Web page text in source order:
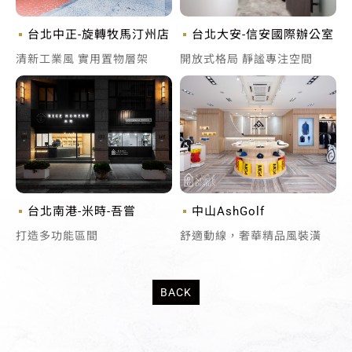
台北中正-旋轉牧馬汀州店
清新工業風 實用置物層架
台北大安-信安國際辦公室
開放式格局 靜謐專注空間
台北南港-米時-吾嘗
打造多功能區間
中山AshGolf
舒適動線，奢華精品風裝潢
BACK